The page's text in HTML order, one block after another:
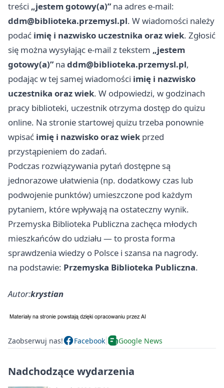
treści „jestem gotowy(a)”na adres e‑mail:
ddm@biblioteka.przemysl.pl. W wiadomości należy
podać imię i nazwisko uczestnika oraz wiek. Zgłosić
się można wysyłając e‑mail z tekstem „jestem
gotowy(a)”na ddm@biblioteka.przemysl.pl,
podając w tej samej wiadomości imię i nazwisko
uczestnika oraz wiek. W odpowiedzi, w godzinach
pracy biblioteki, uczestnik otrzyma dostęp do quizu
online. Na stronie startowej quizu trzeba ponownie
wpisać imię i nazwisko oraz wiek przed
przystąpieniem do zadań.
Podczas rozwiązywania pytań dostępne są
jednorazowe ułatwienia (np. dodatkowy czas lub
podwojenie punktów) umieszczone pod każdym
pytaniem, które wpływają na ostateczny wynik.
Przemyska Biblioteka Publiczna zachęca młodych
mieszkańców do udziału — to prosta forma
sprawdzenia wiedzy o Polsce i szansa na nagrody.
na podstawie: Przemyska Biblioteka Publiczna.
Autor:krystian
Zaobserwuj nas! Facebook Google News
Nadchodzące wydarzenia